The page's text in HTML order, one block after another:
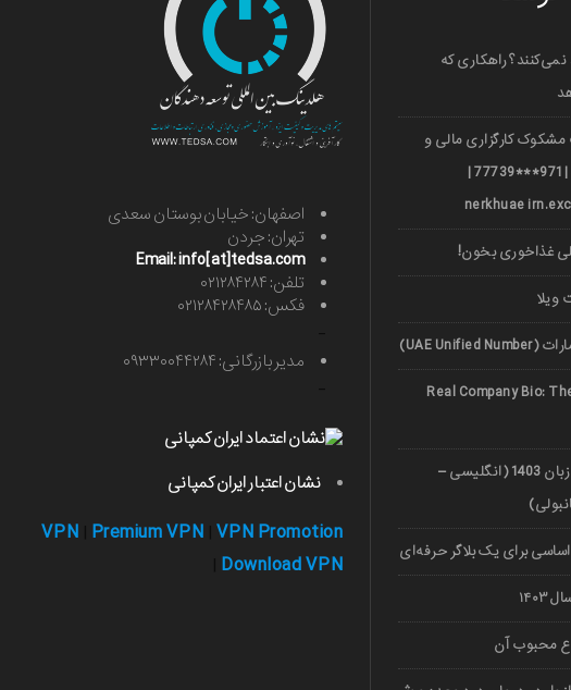
اصفهان: خیابان بوستان سعدی
تهران: جردن
Email: info[at]tedsa.com
تلفن: ۰۲۱۲۸۴۲۸۴
فکس: ۰۲۱۲۸۴۲۸۴۸۵
مدیر بازرگانی: ۰۹۳۳۰۰۴۴۲۸۴
نشان اعتبار ایران کمپانی
VPN Premium VPN VPN Promotion
Download VPN
راهکاری که
کارگزاری مالی و
ارزی قشم 501036018 | 971***77739 |
غذاخوری بخون!
Real Company Bio:
هزینه کلاس خصوصی زبان 1403 (انگلیسی –
برای یک بلاگر حرفه‌ای